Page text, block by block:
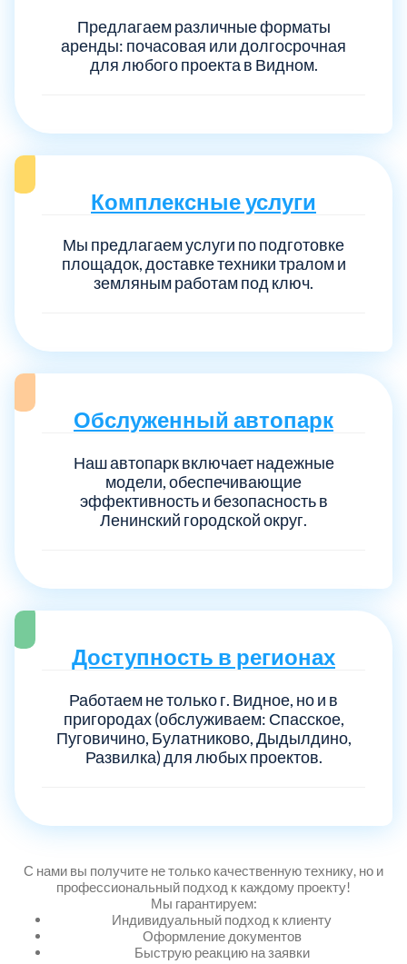
Предлагаем различные форматы
аренды: почасовая или долгосрочная
для любого проекта в Видном.
Комплексные услуги
Мы предлагаем услуги по подготовке
площадок, доставке техники тралом и
земляным работам под ключ.
Обслуженный автопарк
Наш автопарк включает надежные
модели, обеспечивающие
эффективность и безопасность в
Ленинский городской округ.
Доступность в регионах
Работаем не только г. Видное, но и в
пригородах (обслуживаем: Спасское,
Пуговичино, Булатниково, Дыдылдино,
Развилка) для любых проектов.
С нами вы получите не только качественную технику, но и
профессиональный подход к каждому проекту!
Мы гарантируем:
Индивидуальный подход к клиенту
Оформление документов
Быструю реакцию на заявки
Выберите город:
Балашиха
Воскресенский